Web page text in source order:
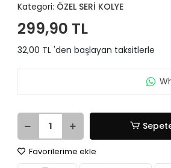
Kategori: ÖZEL SERİ KOLYE
299,90 TL
32,00 TL 'den başlayan taksitlerle
Favorilerime ekle